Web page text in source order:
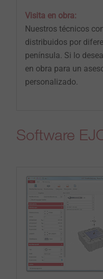
Visita en obra:
Nuestros técnicos
distribuidos por
península. Si lo
en obra para un
personalizado.
Software